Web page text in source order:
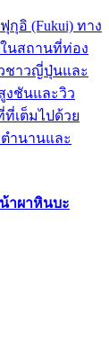
กุอิ (Fukui) ทาง
นสถานที่ท่อง
ชาวญี่ปุ่นและ
งชันและวิว
เต็มไปด้วย
ำนานและ
าผาหินบะ